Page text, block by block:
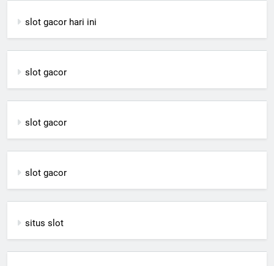
slot gacor hari ini
slot gacor
slot gacor
slot gacor
situs slot